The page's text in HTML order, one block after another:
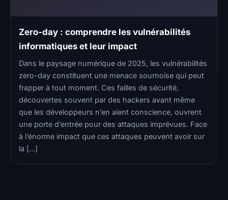
Zero-day : comprendre les vulnérabilités
informatiques et leur impact
Dans le paysage numérique de 2025, les vulnérabilités
zero-day constituent une menace sournoise qui peut
frapper à tout moment. Ces failles de sécurité,
découvertes souvent par des hackers avant même
que les développeurs n’en aient conscience, ouvrent
une porte d’entrée pour des attaques imprévues. Face
à l’énorme impact que ces attaques peuvent avoir sur
la […]